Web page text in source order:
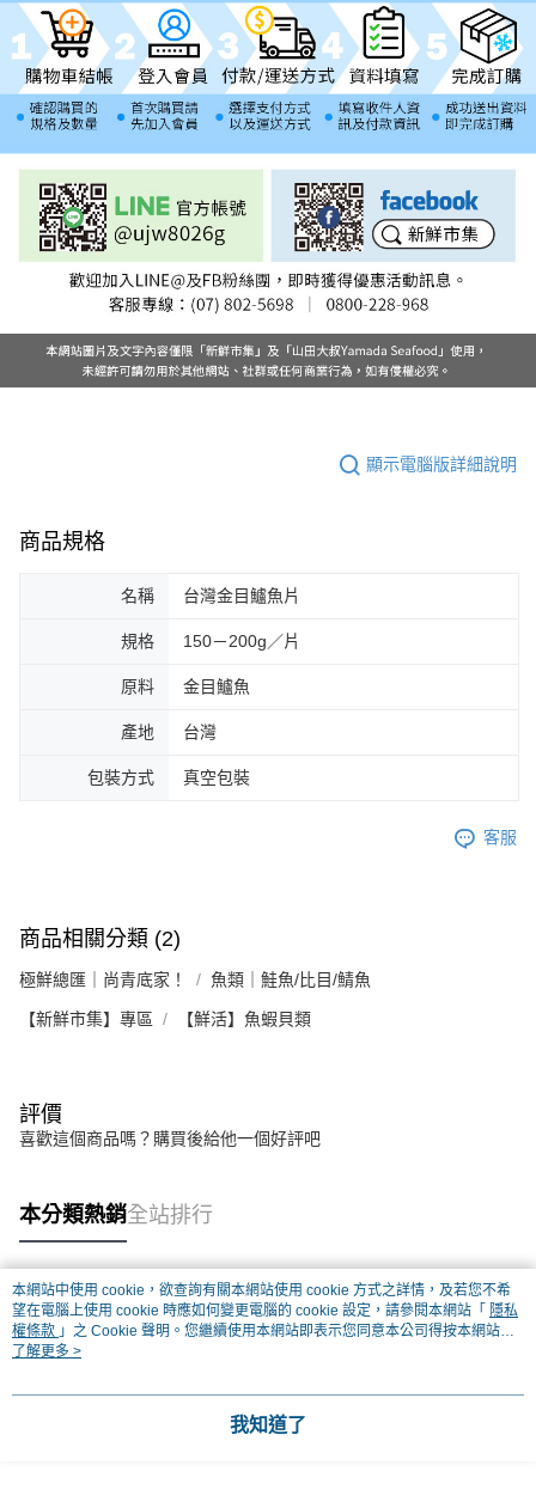
顯示電腦版詳細說明
商品規格
名稱 台灣金目鱸魚片
規格 150－200g／片
原料 金目鱸魚
產地 台灣
包裝方式 真空包裝
客服
商品相關分類 (2)
極鮮總匯｜尚青底家！ 魚類｜鮭魚/比目/鯖魚
【新鮮市集】專區 【鮮活】魚蝦貝類
評價
喜歡這個商品嗎？購買後給他一個好評吧
本分類熱銷全站排行
熱門標籤
本網站中使用 cookie，欲查詢有關本網站使用 cookie 方式之詳情，及若您不希
望在電腦上使用 cookie 時應如何變更電腦的 cookie 設定，請參閱本網站「 隱私
權條款 」之 Cookie 聲明。您繼續使用本網站即表示您同意本公司得按本網站使
用條款之 Cookie 聲明使用 cookie。
了解更多 >
我知道了